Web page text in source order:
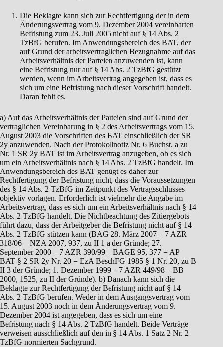
Die Beklagte kann sich zur Rechtfertigung der in dem
Änderungsvertrag vom 9. Dezember 2004 vereinbarten
Befristung zum 23. Juli 2005 nicht auf § 14 Abs. 2
TzBfG berufen. Im Anwendungsbereich des BAT, der
auf Grund der arbeitsvertraglichen Bezugnahme auf das
Arbeitsverhältnis der Parteien anzuwenden ist, kann
eine Befristung nur auf § 14 Abs. 2 TzBfG gestützt
werden, wenn im Arbeitsvertrag angegeben ist, dass es
sich um eine Befristung nach dieser Vorschrift handelt.
Daran fehlt es.
a) Auf das Arbeitsverhältnis der Parteien sind auf Grund der
vertraglichen Vereinbarung in § 2 des Arbeitsvertrags vom 15.
August 2003 die Vorschriften des BAT einschließlich der SR
2y anzuwenden. Nach der Protokollnotiz Nr. 6 Buchst. a zu
Nr. 1 SR 2y BAT ist im Arbeitsvertrag anzugeben, ob es sich
um ein Arbeitsverhältnis nach § 14 Abs. 2 TzBfG handelt. Im
Anwendungsbereich des BAT genügt es daher zur
Rechtfertigung der Befristung nicht, dass die Voraussetzungen
des § 14 Abs. 2 TzBfG im Zeitpunkt des Vertragsschlusses
objektiv vorlagen. Erforderlich ist vielmehr die Angabe im
Arbeitsvertrag, dass es sich um ein Arbeitsverhältnis nach § 14
Abs. 2 TzBfG handelt. Die Nichtbeachtung des Zitiergebots
führt dazu, dass der Arbeitgeber die Befristung nicht auf § 14
Abs. 2 TzBfG stützen kann (BAG 28. März 2007 – 7 AZR
318/06 – NZA 2007, 937, zu II 1 a der Gründe; 27.
September 2000 – 7 AZR 390/99 – BAGE 95, 377 = AP
BAT § 2 SR 2y Nr. 20 = EzA BeschFG 1985 § 1 Nr. 20, zu B
II 3 der Gründe; 1. Dezember 1999 – 7 AZR 449/98 – BB
2000, 1525, zu II der Gründe). b) Danach kann sich die
Beklagte zur Rechtfertigung der Befristung nicht auf § 14
Abs. 2 TzBfG berufen. Weder in dem Ausgangsvertrag vom
15. August 2003 noch in dem Änderungsvertrag vom 9.
Dezember 2004 ist angegeben, dass es sich um eine
Befristung nach § 14 Abs. 2 TzBfG handelt. Beide Verträge
verweisen ausschließlich auf den in § 14 Abs. 1 Satz 2 Nr. 2
TzBfG normierten Sachgrund.